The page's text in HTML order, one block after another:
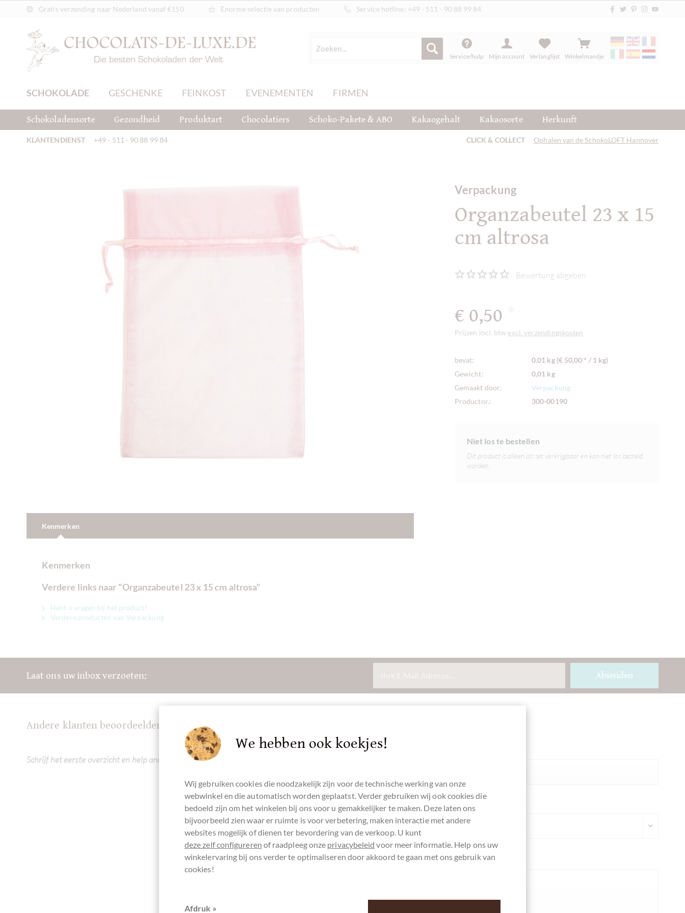
Gratis verzending naar Nederland vanaf €150 Enorme selectie van producten Service hotline: +49 - 511 - 90 88 99 84
Service/hulp Mijn account Verlanglijst Winkelmandje
SCHOKOLADE GESCHENKE FEINKOST EVENEMENTEN FIRMEN
Schokoladensorte Gezondheid Produktart Chocolatiers Schoko-Pakete & ABO Kakaogehalt Kakaosorte Herkunft
KLANTENDIENST +49 - 511 - 90 88 99 84 CLICK & COLLECT Ophalen van de SchokoLOFT Hannover
Verpackung
Organzabeutel 23 x 15
cm altrosa
Bewertung abgeben
€ 0,50
Prijzen incl. btw excl. verzendingskosten
bevat:
0.01 kg (€ 50,00 * / 1 kg)
Gewicht:
0,01 kg
Gemaakt door:
Verpackung
Productnr.:
300-00190
Niet los te bestellen
Dit product is alleen als set verkrijgbaar en kan niet los besteld
worden.
Kenmerken
Kenmerken
Verdere links naar "Organzabeutel 23 x 15 cm altrosa"
Hebt u vragen bij het product?
Verdere producten van Verpackung
Laat ons uw inbox verzoeten: Absenden
Andere klanten beoordeelden Organzabeutel 23 x 15 cm altrosa
Schrijf het eerste overzicht en help andere klanten. Dank u voor uw steun.
Uw mening
We hebben ook koekjes!
Wij gebruiken cookies die noodzakelijk zijn voor de technische werking van onze
webwinkel en die automatisch worden geplaatst. Verder gebruiken wij ook cookies die
bedoeld zijn om het winkelen bij ons voor u gemakkelijker te maken. Deze laten ons
bijvoorbeeld zien waar er ruimte is voor verbetering, maken interactie met andere
websites mogelijk of dienen ter bevordering van de verkoop. U kunt
deze zelf configureren of raadpleeg onze privacybeleid voor meer informatie. Help ons uw
winkelervaring bij ons verder te optimaliseren door akkoord te gaan met ons gebruik van
cookies!
Afdruk »